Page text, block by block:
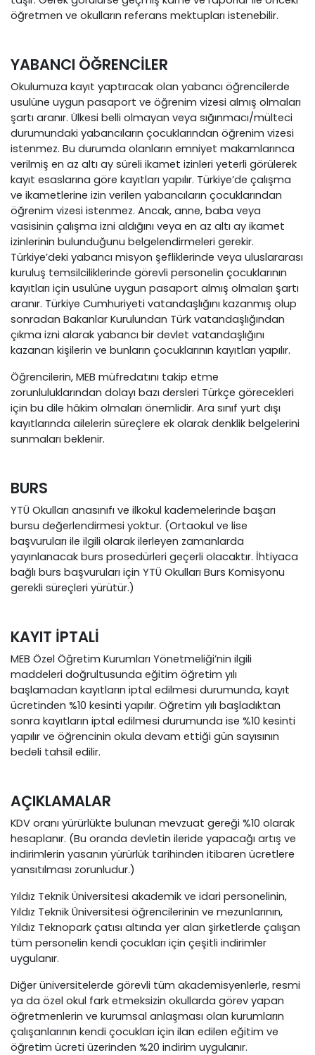
öğretmen ve okulların referans mektupları istenebilir.
YABANCI ÖĞRENCİLER
Okulumuza kayıt yaptıracak olan yabancı öğrencilerde
usulüne uygun pasaport ve öğrenim vizesi almış olmaları
şartı aranır. Ülkesi belli olmayan veya sığınmacı/mülteci
durumundaki yabancıların çocuklarından öğrenim vizesi
istenmez. Bu durumda olanların emniyet makamlarınca
verilmiş en az altı ay süreli ikamet izinleri yeterli görülerek
kayıt esaslarına göre kayıtları yapılır. Türkiye’de çalışma
ve ikametlerine izin verilen yabancıların çocuklarından
öğrenim vizesi istenmez. Ancak, anne, baba veya
vasisinin çalışma izni aldığını veya en az altı ay ikamet
izinlerinin bulunduğunu belgelendirmeleri gerekir.
Türkiye’deki yabancı misyon şefliklerinde veya uluslararası
kuruluş temsilciliklerinde görevli personelin çocuklarının
kayıtları için usulüne uygun pasaport almış olmaları şartı
aranır. Türkiye Cumhuriyeti vatandaşlığını kazanmış olup
sonradan Bakanlar Kurulundan Türk vatandaşlığından
çıkma izni alarak yabancı bir devlet vatandaşlığını
kazanan kişilerin ve bunların çocuklarının kayıtları yapılır.
Öğrencilerin, MEB müfredatını takip etme
zorunluluklarından dolayı bazı dersleri Türkçe görecekleri
için bu dile hâkim olmaları önemlidir. Ara sınıf yurt dışı
kayıtlarında ailelerin süreçlere ek olarak denklik belgelerini
sunmaları beklenir.
BURS
YTÜ Okulları anasınıfı ve ilkokul kademelerinde başarı
bursu değerlendirmesi yoktur. (Ortaokul ve lise
başvuruları ile ilgili olarak ilerleyen zamanlarda
yayınlanacak burs prosedürleri geçerli olacaktır. İhtiyaca
bağlı burs başvuruları için YTÜ Okulları Burs Komisyonu
gerekli süreçleri yürütür.)
KAYIT İPTALİ
MEB Özel Öğretim Kurumları Yönetmeliği’nin ilgili
maddeleri doğrultusunda eğitim öğretim yılı
başlamadan kayıtların iptal edilmesi durumunda, kayıt
ücretinden %10 kesinti yapılır. Öğretim yılı başladıktan
sonra kayıtların iptal edilmesi durumunda ise %10 kesinti
yapılır ve öğrencinin okula devam ettiği gün sayısının
bedeli tahsil edilir.
AÇIKLAMALAR
KDV oranı yürürlükte bulunan mevzuat gereği %10 olarak
hesaplanır. (Bu oranda devletin ileride yapacağı artış ve
indirimlerin yasanın yürürlük tarihinden itibaren ücretlere
yansıtılması zorunludur.)
Yıldız Teknik Üniversitesi akademik ve idari personelinin,
Yıldız Teknik Üniversitesi öğrencilerinin ve mezunlarının,
Yıldız Teknopark çatısı altında yer alan şirketlerde çalışan
tüm personelin kendi çocukları için çeşitli indirimler
uygulanır.
Diğer üniversitelerde görevli tüm akademisyenlerle, resmi
ya da özel okul fark etmeksizin okullarda görev yapan
öğretmenlerin ve kurumsal anlaşması olan kurumların
çalışanlarının kendi çocukları için ilan edilen eğitim ve
öğretim ücreti üzerinden %20 indirim uygulanır.